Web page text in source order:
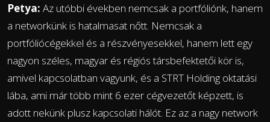
Petya: Az utóbbi években nemcsak a portfóliónk, hanem
a networkünk is hatalmasat nőtt. Nemcsak a
portfóliócégekkel és a részvényesekkel, hanem lett egy
nagyon széles, magyar és régiós társbefektetői kör is,
amivel kapcsolatban vagyunk, és a STRT Holding oktatási
lába, ami már több mint 6 ezer cégvezetőt képzett, is
adott nekünk plusz kapcsolati hálót. Ez az a nagy network